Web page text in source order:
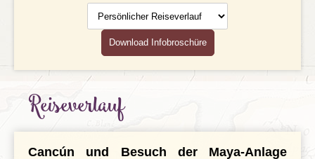
Geld
Mahlzeiten
Gesundheit
Individuelle An- & Abreise
Reiseverlauf
Download Infobroschüre
Reiseverlauf
Cancún und Besuch der Maya-Anlage